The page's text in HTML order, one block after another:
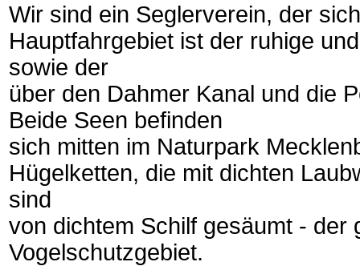
Wir sind ein Seglerverein, der
Hauptfahrgebiet ist der ruhige
sowie der
über den Dahmer Kanal und die
Beide Seen befinden
sich mitten im Naturpark
Hügelketten, die mit dichten
sind
von dichtem Schilf gesäumt - der
Vogelschutzgebiet.